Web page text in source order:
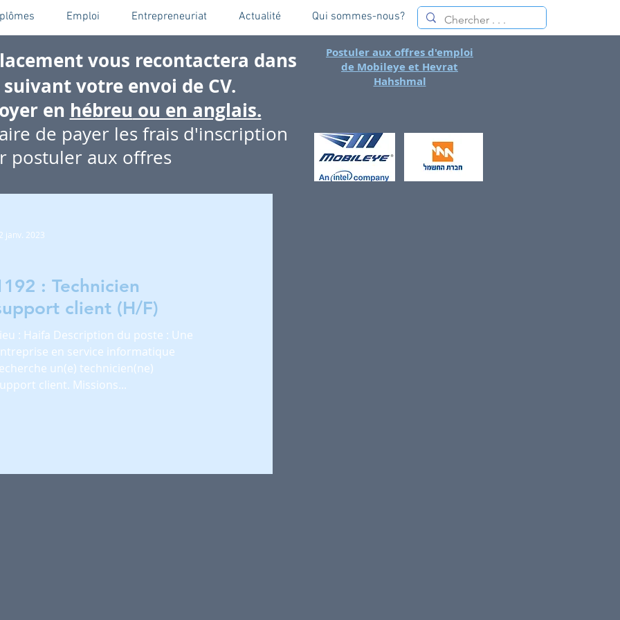
Emploi Entrepreneuriat Actualité Qui sommes-nous?
vous recontactera dans
votre envoi de CV.
en hébreu ou en anglais.
de payer les frais d'inscription
postuler aux offres
Postuler aux offres d'emploi
de Mobileye et Hevrat
Hahshmal
janv. 2023
: Technicien
client (H/F)
: Haifa Description du poste : Une
en service informatique
un(e) technicien(ne)
client. Missions...